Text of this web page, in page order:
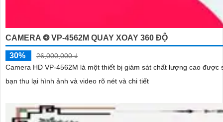
CAMERA ❂ VP-4562M QUAY XOAY 360 ĐỘ
30%
26,000,000 ₫
Camera HD VP-4562M là một thiết bị giám sát chất lượng cao được sử dụng trong các
bạn thu lại hình ảnh và video rõ nét và chi tiết